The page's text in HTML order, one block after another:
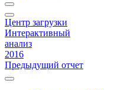
Центр загрузки
Интерактивный
анализ
2016
Предыдущий отчет